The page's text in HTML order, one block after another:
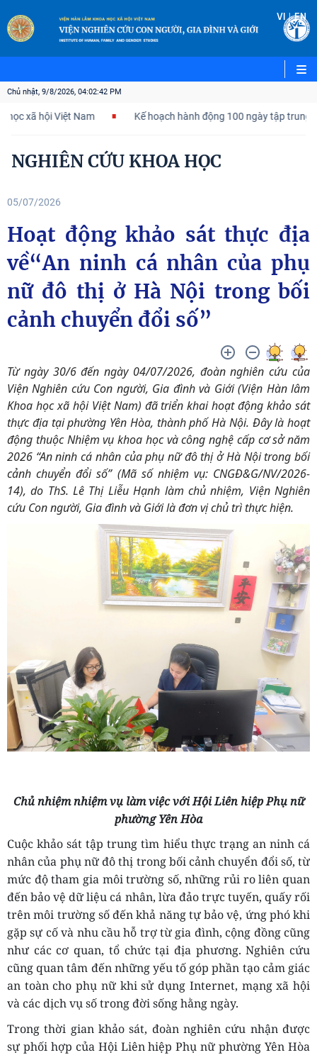
VI |EN
Chủ nhật, 9/8/2026, 04:02:43 PM
Việt Nam Kế hoạch hành động 100 ngày tập trung xử lý các
NGHIÊN CỨU KHOA HỌC
05/07/2026
Hoạt động khảo sát thực địa
về“An ninh cá nhân của phụ
nữ đô thị ở Hà Nội trong bối
cảnh chuyển đổi số”
Từ ngày 30/6 đến ngày 04/07/2026, đoàn nghiên cứu của
Viện Nghiên cứu Con người, Gia đình và Giới (Viện Hàn lâm
Khoa học xã hội Việt Nam) đã triển khai hoạt động khảo sát
thực địa tại phường Yên Hòa, thành phố Hà Nội. Đây là hoạt
động thuộc Nhiệm vụ khoa học và công nghệ cấp cơ sở năm
2026 “An ninh cá nhân của phụ nữ đô thị ở Hà Nội trong bối
cảnh chuyển đổi số” (Mã số nhiệm vụ: CNGĐ&G/NV/2026-
14), do ThS. Lê Thị Liễu Hạnh làm chủ nhiệm, Viện Nghiên
cứu Con người, Gia đình và Giới là đơn vị chủ trì thực hiện.
Chủ nhiệm nhiệm vụ làm việc với Hội Liên hiệp Phụ nữ
phường Yên Hòa
Cuộc khảo sát tập trung tìm hiểu thực trạng an ninh cá
nhân của phụ nữ đô thị trong bối cảnh chuyển đổi số, từ
mức độ tham gia môi trường số, những rủi ro liên quan
đến bảo vệ dữ liệu cá nhân, lừa đảo trực tuyến, quấy rối
trên môi trường số đến khả năng tự bảo vệ, ứng phó khi
gặp sự cố và nhu cầu hỗ trợ từ gia đình, cộng đồng cũng
như các cơ quan, tổ chức tại địa phương. Nghiên cứu
cũng quan tâm đến những yếu tố góp phần tạo cảm giác
an toàn cho phụ nữ khi sử dụng Internet, mạng xã hội
và các dịch vụ số trong đời sống hằng ngày.
Trong thời gian khảo sát, đoàn nghiên cứu nhận được
sự phối hợp của Hội Liên hiệp Phụ nữ phường Yên Hòa